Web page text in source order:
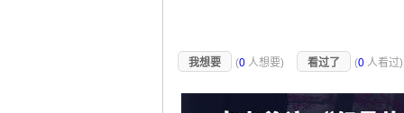
我想要 (0 人想要) 看过了 (0 人看过